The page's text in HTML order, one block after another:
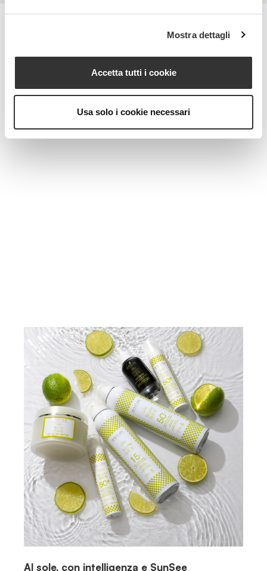
Mostra dettagli
Accetta tutti i cookie
Usa solo i cookie necessari
Al sole, con intelligenza e SunSee